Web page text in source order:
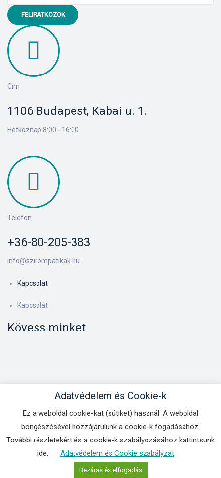
FELIRATKOZOK
Cím
1106 Budapest, Kabai u. 1.
Hétköznap 8:00 - 16:00
Telefon
+36-80-205-383
info@szirompatikak.hu
Kapcsolat
Kapcsolat
Kövess minket
Kapcsolat
Copyright © 2025BSS Kft. . All Rights Reserved.
Adatvédelem és Cookie-k
Ez a weboldal cookie-kat (sütiket) használ. A weboldal
böngészésével hozzájárulunk a cookie-k fogadásához.
További részletekért és a cookie-k szabályozásához kattintsunk
ide:
Adatvédelem és Cookie szabályzat
Bezárás és elfogadás